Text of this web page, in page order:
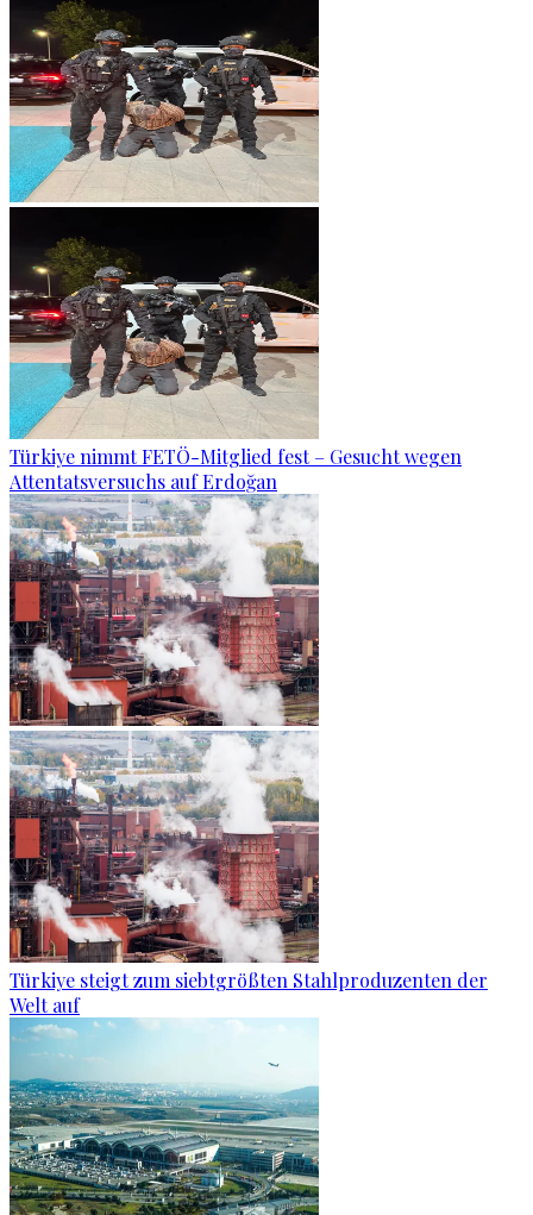
Türkiye nimmt FETÖ-Mitglied fest – Gesucht wegen
Attentatsversuchs auf Erdoğan
Türkiye steigt zum siebtgrößten Stahlproduzenten der
Welt auf